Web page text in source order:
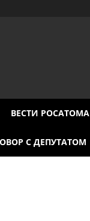
ВЕСТИ РОСАТОМА
С ДЕПУТАТОМ